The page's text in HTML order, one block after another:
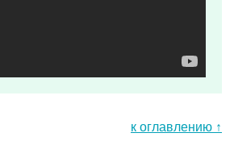
к оглавлению ↑